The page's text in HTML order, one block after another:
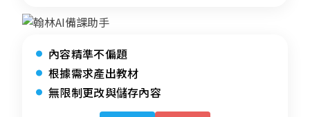
內容精準不偏題
根據需求產出教材
無限制更改與儲存內容